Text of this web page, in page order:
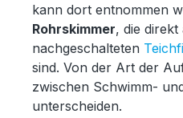
kann dort entnommen
Rohrskimmer, die
nachgeschalteten
sind. Von der Art der
zwischen Schwimm-
unterscheiden.